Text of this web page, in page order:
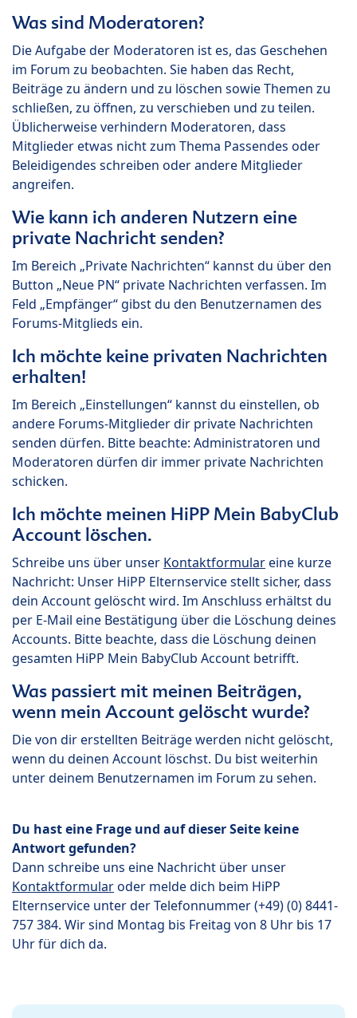
Was sind Moderatoren?
Die Aufgabe der Moderatoren ist es, das Geschehen
im Forum zu beobachten. Sie haben das Recht,
Beiträge zu ändern und zu löschen sowie Themen zu
schließen, zu öffnen, zu verschieben und zu teilen.
Üblicherweise verhindern Moderatoren, dass
Mitglieder etwas nicht zum Thema Passendes oder
Beleidigendes schreiben oder andere Mitglieder
angreifen.
Wie kann ich anderen Nutzern eine
private Nachricht senden?
Im Bereich „Private Nachrichten“ kannst du über den
Button „Neue PN“ private Nachrichten verfassen. Im
Feld „Empfänger“ gibst du den Benutzernamen des
Forums-Mitglieds ein.
Ich möchte keine privaten Nachrichten
erhalten!
Im Bereich „Einstellungen“ kannst du einstellen, ob
andere Forums-Mitglieder dir private Nachrichten
senden dürfen. Bitte beachte: Administratoren und
Moderatoren dürfen dir immer private Nachrichten
schicken.
Ich möchte meinen HiPP Mein BabyClub
Account löschen.
Schreibe uns über unser Kontaktformulareine kurze
Nachricht: Unser HiPP Elternservice stellt sicher, dass
dein Account gelöscht wird. Im Anschluss erhältst du
per E-Mail eine Bestätigung über die Löschung deines
Accounts. Bitte beachte, dass die Löschung deinen
gesamten HiPP Mein BabyClub Account betrifft.
Was passiert mit meinen Beiträgen,
wenn mein Account gelöscht wurde?
Die von dir erstellten Beiträge werden nicht gelöscht,
wenn du deinen Account löschst. Du bist weiterhin
unter deinem Benutzernamen im Forum zu sehen.
Du hast eine Frage und auf dieser Seite keine
Antwort gefunden?
Dann schreibe uns eine Nachricht über unser
Kontaktformularoder melde dich beim HiPP
Elternservice unter der Telefonnummer (+49) (0) 8441-
757 384. Wir sind Montag bis Freitag von 8 Uhr bis 17
Uhr für dich da.